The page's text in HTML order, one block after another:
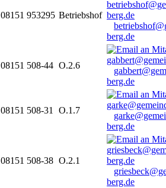
08151 953295 Betriebshof
berg.de
08151 508-44 O.2.6
berg.de
08151 508-31 O.1.7
berg.de
08151 508-38 O.2.1
berg.de